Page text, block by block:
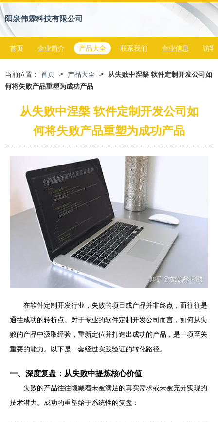
阳泉伟霖科技有限公司
首页 企业简介 产品大全 联系我们 企业信息 访客
当前位置： 首页 > 产品大全 >
从失败中涅槃 软件定制开发公司如
何将失败产品重塑为成功产品
从失败中涅槃 软件定制开发公司如
何将失败产品重塑为成功产品
在软件定制开发行业，失败的项目或产品并非终点，而往往是
通往成功的转折点。对于专业的软件定制开发公司而言，如何从失
败的产品中汲取经验，重新定位并打造出成功的产品，是一项至关
重要的能力。以下是一套经过实践验证的转化路径。
一、深度复盘：从失败中提炼核心价值
失败的产品往往隐藏着未被满足的真实需求或未被充分实现的
技术潜力。成功的重塑始于系统性的复盘：